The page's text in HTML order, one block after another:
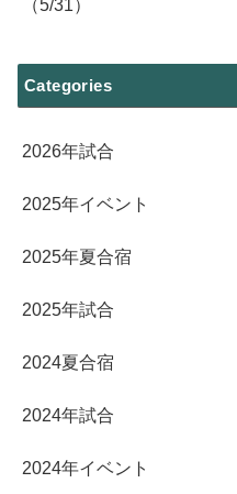
（5/31）
Categories
2026年試合
2025年イベント
2025年夏合宿
2025年試合
2024夏合宿
2024年試合
2024年イベント